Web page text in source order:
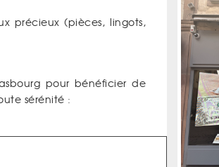
précieux (pièces, lingots,
pour bénéficier de
sérénité :